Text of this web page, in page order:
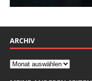
ARCHIV